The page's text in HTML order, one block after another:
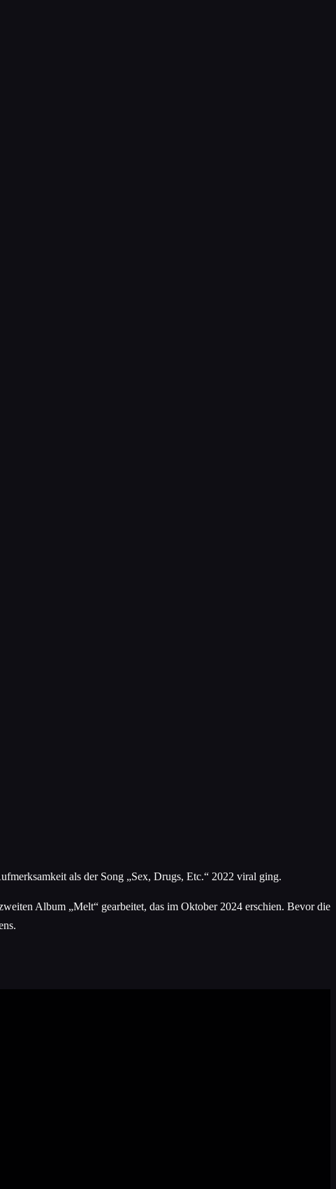
als der Song „Sex, Drugs, Etc.“ 2022 viral ging.
Album „Melt“ gearbeitet, das im Oktober 2024 erschien. Bevor die